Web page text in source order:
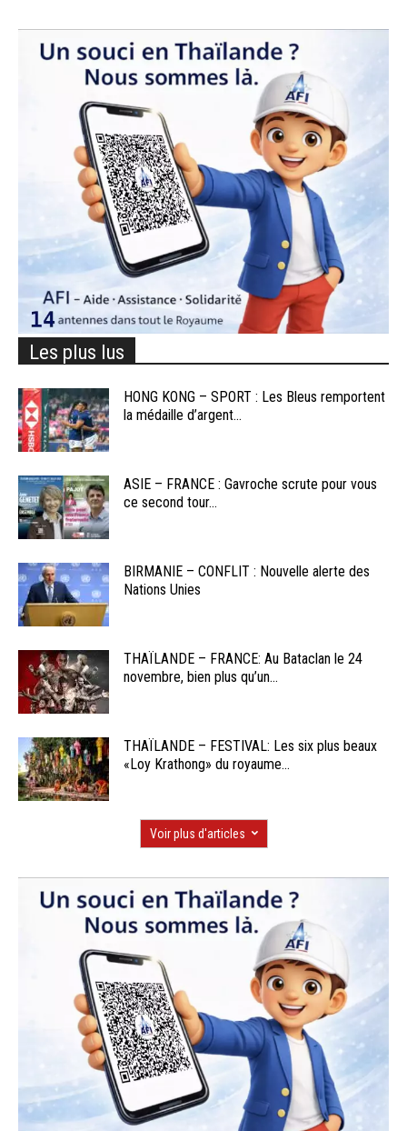
Les plus lus
HONG KONG – SPORT : Les Bleus remportent
la médaille d’argent...
ASIE – FRANCE : Gavroche scrute pour vous
ce second tour...
BIRMANIE – CONFLIT : Nouvelle alerte des
Nations Unies
THAÏLANDE – FRANCE: Au Bataclan le 24
novembre, bien plus qu’un...
THAÏLANDE – FESTIVAL: Les six plus beaux
«Loy Krathong» du royaume...
Voir plus d'articles